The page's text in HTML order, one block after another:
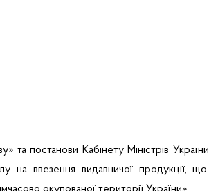
та постанови Кабінету Міністрів України
на ввезення видавничої продукції,що